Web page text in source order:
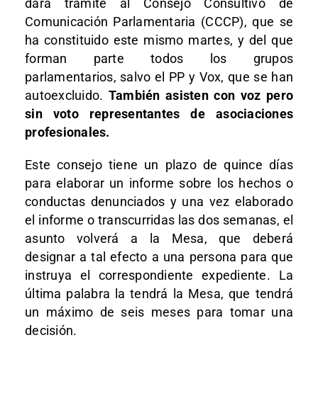
dará trámite al Consejo Consultivo de
Comunicación Parlamentaria (CCCP), que se
ha constituido este mismo martes, y del que
forman parte todos los grupos
parlamentarios, salvo el PP y Vox, que se han
autoexcluido. También asisten con voz pero
sin voto representantes de asociaciones
profesionales.
Este consejo tiene un plazo de quince días
para elaborar un informe sobre los hechos o
conductas denunciados y una vez elaborado
el informe o transcurridas las dos semanas, el
asunto volverá a la Mesa, que deberá
designar a tal efecto a una persona para que
instruya el correspondiente expediente. La
última palabra la tendrá la Mesa, que tendrá
un máximo de seis meses para tomar una
decisión.